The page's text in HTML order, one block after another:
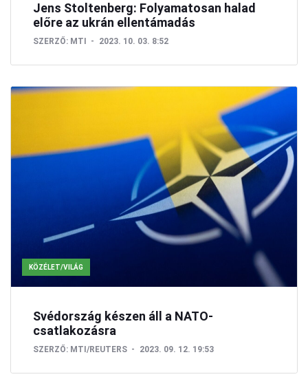
Jens Stoltenberg: Folyamatosan halad
előre az ukrán ellentámadás
SZERZŐ: MTI 2023. 10. 03. 8:52
KÖZÉLET/VILÁG
Svédország készen áll a NATO-
csatlakozásra
SZERZŐ: MTI/REUTERS 2023. 09. 12. 19:53